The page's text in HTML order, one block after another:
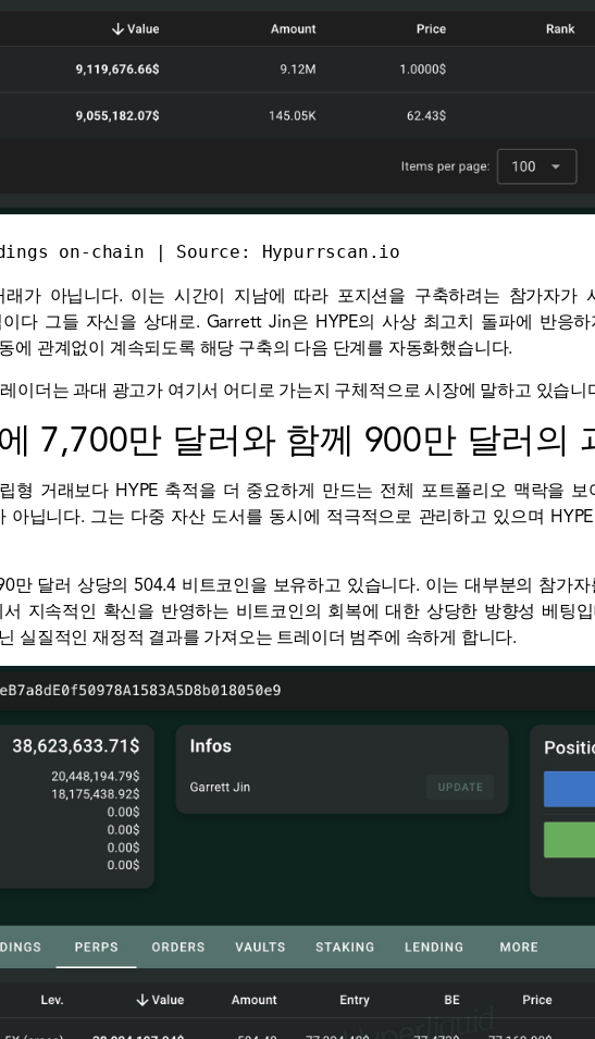
on-chain | Source: Hypurrscan.io
가 아닙니다. 이는 시간이 지남에 따라 포지션을 구축하려는 참가자가
다그들 자신을 상대로. Garrett Jin은 HYPE의 사상 최고치 돌파에 반응
에 관계없이 계속되도록 해당 구축의 다음 단계를 자동화했습니다.
이더는 과대 광고가 여기서 어디로 가는지 구체적으로 시장에 말하고 있습니
7,700만 달러와 함께 900만 달러의
형 거래보다 HYPE 축적을 더 중요하게 만드는 전체 포트폴리오 맥락을
아닙니다. 그는 다중 자산 도서를 동시에 적극적으로 관리하고 있으며
만 달러 상당의 504.4 비트코인을 보유하고 있습니다. 이는 대부분의 참가
지속적인 확신을 반영하는 비트코인의 회복에 대한 상당한 방향성 베팅
실질적인 재정적 결과를 가져오는 트레이더 범주에 속하게 합니다.